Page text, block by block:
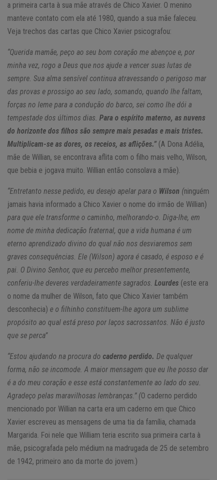
a primeira carta à sua mãe através de Chico Xavier. O menino
manteve contato com ela até 1980, quando a sua mãe faleceu.
Veja trechos das cartas que Chico Xavier psicografou:
“Querida mamãe, peço ao seu bom coração me abençoe e, por
minha vez, rogo a Deus que nos ajude a vencer suas lutas de
sempre. Sua alma sensível continua atravessando o perigoso mar
das provas e prossigo ao seu lado, somando, quando lhe faltam,
forças no leme para a condução do barco, sei como lhe dói a
tempestade dos últimos dias. Para o espírito materno, as nuvens
do horizonte dos filhos são sempre mais pesadas e mais tristes.
Multiplicam-se as dores, os receios, as aflições.” (A Dona Adélia,
mãe de Willian, se encontrava aflita com o filho mais velho, Wilson,
que bebia e jogava muito. Willian então consolava a mãe).
“Entretanto nesse pedido, eu desejo apelar para o Wilson (ninguém
jamais havia informado a Chico Xavier o nome do irmão de Willian)
para que ele transforme o caminho, melhorando-o. Diga-lhe, em
nome de minha dedicação fraternal, que a vida humana é um
eterno aprendizado divino do qual não nos desviaremos sem
graves consequências. Ele (Wilson) agora é casado, é esposo e é
pai. O Divino Senhor, que eu percebo melhor presentemente,
conferiu-lhe deveres verdadeiramente sagrados. Lourdes (este era
o nome da mulher de Wilson, fato que Chico Xavier também
desconhecia) e o filhinho constituem-lhe agora um sublime
propósito ao qual está preso por laços sacrossantos. Não é justo
que se perca”
“Estou ajudando na procura do caderno perdido. De qualquer
forma, não se incomode. A maior mensagem que eu lhe posso dar
é a do meu coração e esse está constantemente ao lado do seu.
Agradeço pelas maravilhosas lembranças.” (O caderno perdido
mencionado por Willian na carta era um caderno em que Chico
Xavier escreveu as mensagens de uma tia da família, chamada
Margarida. Foi nele que William teria escrito sua primeira carta à
mãe, psicografada pelo médium na madrugada de 25 de setembro
de 1942, primeiro ano da morte do jovem.)